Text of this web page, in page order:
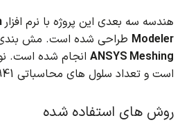
هندسه سه بعدی این پروژه با نرم افزار
Modeler طراحی شده است. مش بندی
ANSYS Meshing انجام شده است.
است و تعداد سلول های محاسباتی 1537941 سلول می باشد.
روش های استفاده شده